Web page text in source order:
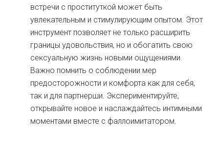
встречи с проституткой может быть
увлекательным и стимулирующим опытом. Этот
инструмент позволяет не только расширить
границы удовольствия, но и обогатить свою
сексуальную жизнь новыми ощущениями.
Важно помнить о соблюдении мер
предосторожности и комфорта как для себя,
так и для партнерши. Экспериментируйте,
открывайте новое и наслаждайтесь интимными
моментами вместе с фаллоимитатором.